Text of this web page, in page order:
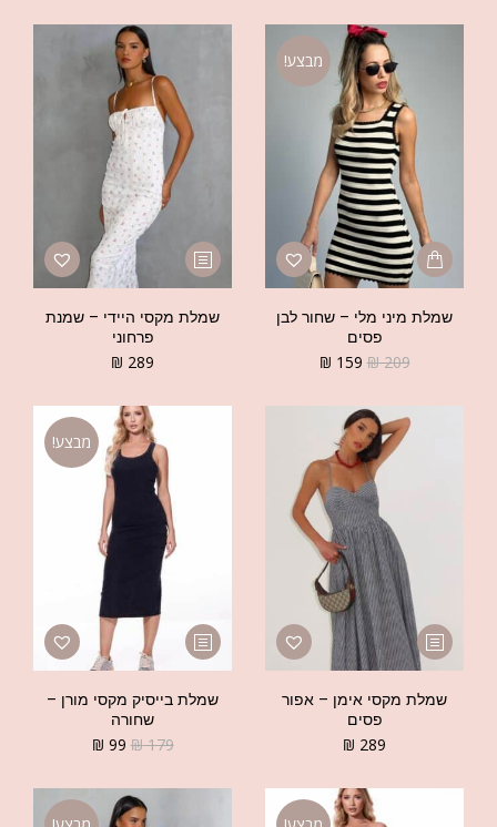
מבצע!
שמלת מיני מלי – שחור לבן
פסים
₪209
₪ 159
שמלת מקסי היידי – שמנת
פרחוני
₪ 289
שמלת מקסי אימן – אפור
פסים
₪ 289
מבצע!
שמלת בייסיק מקסי מורן –
שחורה
₪179
₪ 99